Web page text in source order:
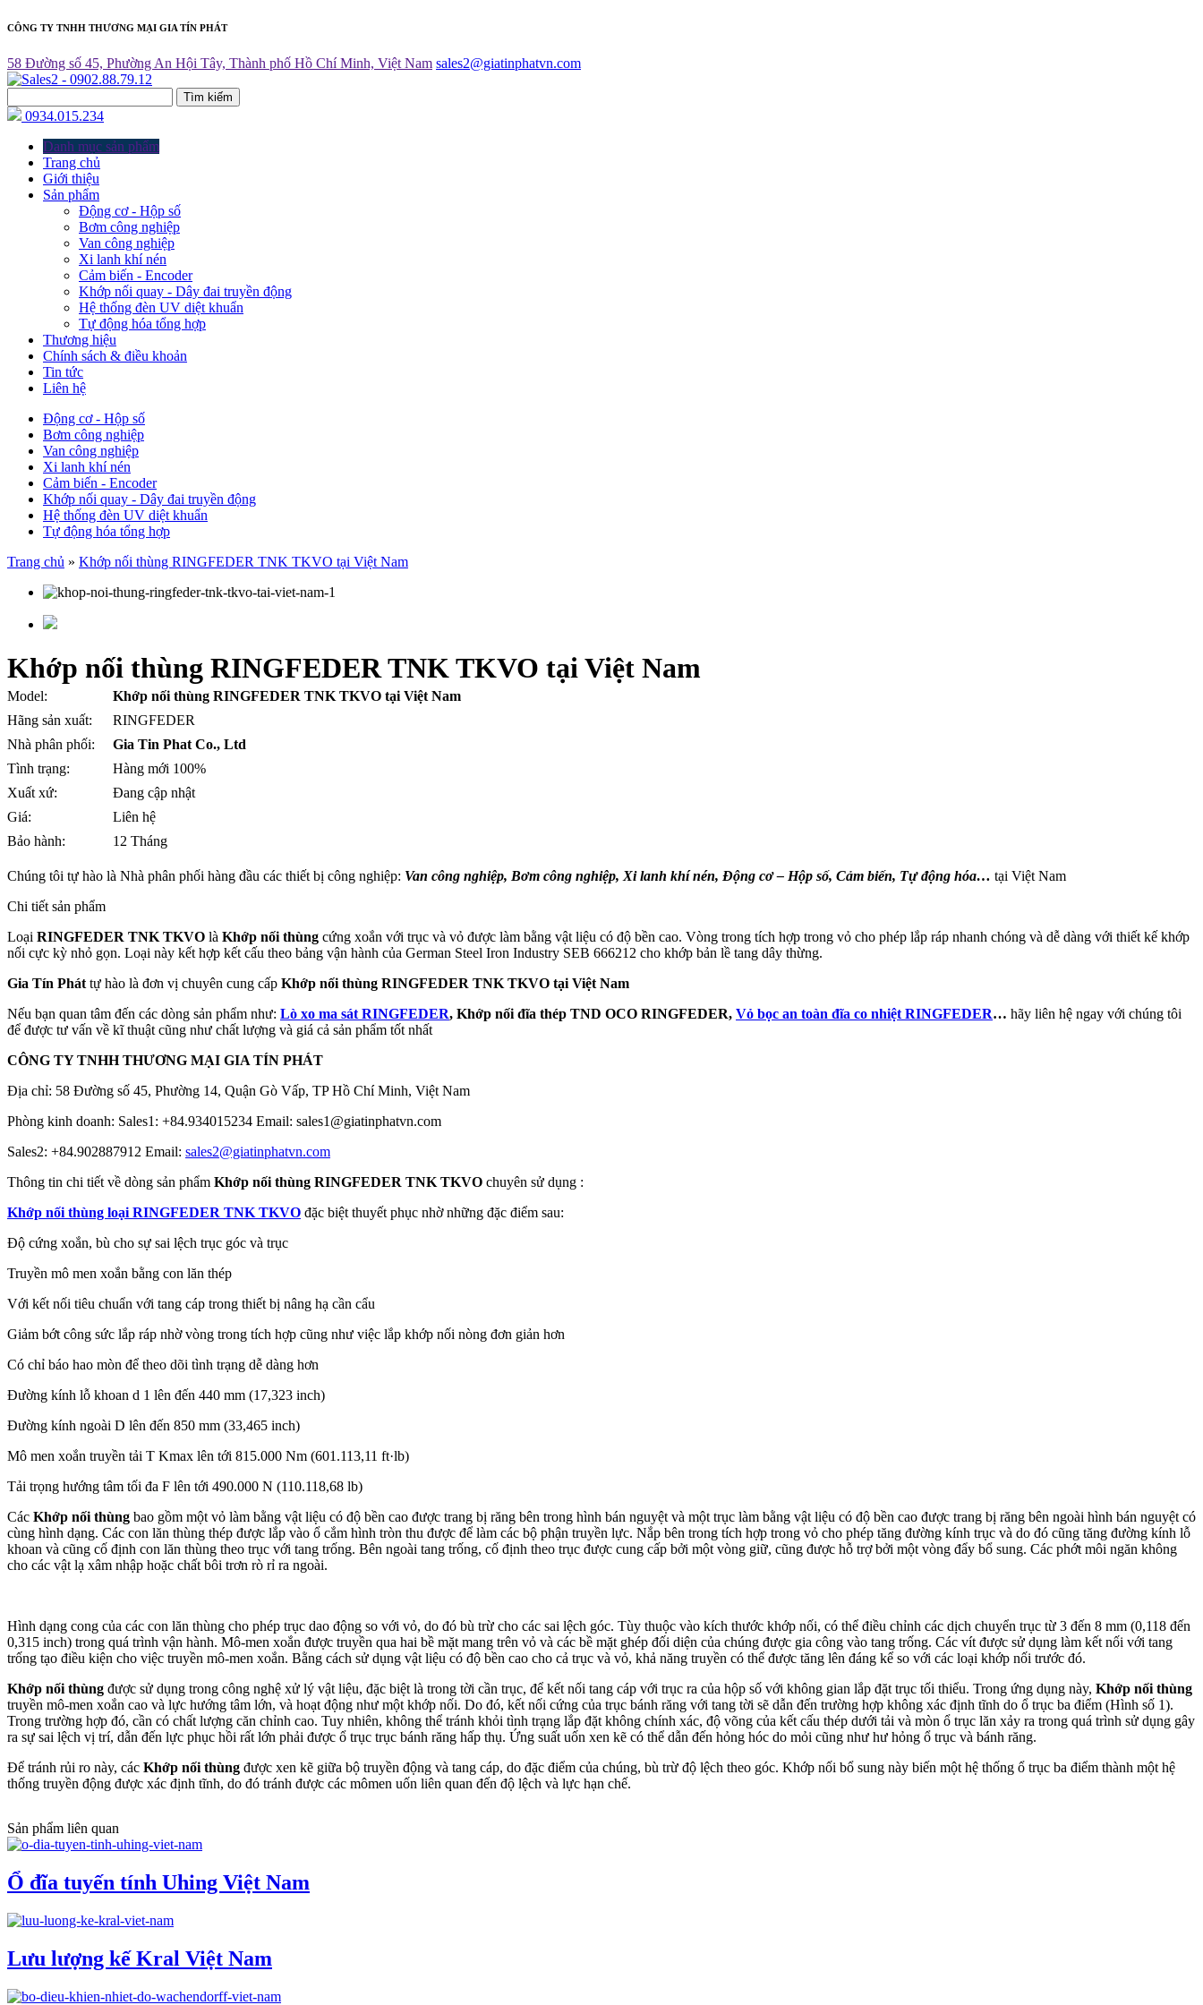
CÔNG TY TNHH THƯƠNG MẠI GIA TÍN PHÁT
58 Đường số 45, Phường An Hội Tây, Thành phố Hồ Chí Minh, Việt Nam sales2@giatinphatvn.com
Tìm kiếm
0934.015.234
Danh mục sản phẩm
Trang chủ
Giới thiệu
Sản phẩm
Động cơ - Hộp số
Bơm công nghiệp
Van công nghiệp
Xi lanh khí nén
Cảm biến - Encoder
Khớp nối quay - Dây đai truyền động
Hệ thống đèn UV diệt khuẩn
Tự động hóa tổng hợp
Thương hiệu
Chính sách & điều khoản
Tin tức
Liên hệ
Động cơ - Hộp số
Bơm công nghiệp
Van công nghiệp
Xi lanh khí nén
Cảm biến - Encoder
Khớp nối quay - Dây đai truyền động
Hệ thống đèn UV diệt khuẩn
Tự động hóa tổng hợp
Trang chủ » Khớp nối thùng RINGFEDER TNK TKVO tại Việt Nam
Khớp nối thùng RINGFEDER TNK TKVO tại Việt Nam
Model:
Khớp nối thùng RINGFEDER TNK TKVO tại Việt Nam
Hãng sản xuất:
RINGFEDER
Nhà phân phối:
Gia Tin Phat Co., Ltd
Tình trạng:
Hàng mới 100%
Xuất xứ:
Đang cập nhật
Giá:
Liên hệ
Bảo hành:
12 Tháng
Chúng tôi tự hào là Nhà phân phối hàng đầu các thiết bị công nghiệp: Van công nghiệp, Bơm công nghiệp, Xi lanh khí nén, Động cơ – Hộp số, Cảm biến, Tự động hóa… tại Việt Nam
Chi tiết sản phẩm
Loại RINGFEDER TNK TKVO là Khớp nối thùng cứng xoắn với trục và vỏ được làm bằng vật liệu có độ bền cao. Vòng trong tích hợp trong vỏ cho phép lắp ráp nhanh chóng và dễ dàng với thiết kế khớp
nối cực kỳ nhỏ gọn. Loại này kết hợp kết cấu theo bảng vận hành của German Steel Iron Industry SEB 666212 cho khớp bản lề tang dây thừng.
Gia Tín Phát tự hào là đơn vị chuyên cung cấp Khớp nối thùng RINGFEDER TNK TKVO tại Việt Nam
Nếu bạn quan tâm đến các dòng sản phẩm như: Lò xo ma sát RINGFEDER, Khớp nối đĩa thép TND OCO RINGFEDER, Vỏ bọc an toàn đĩa co nhiệt RINGFEDER… hãy liên hệ ngay với chúng tôi
để được tư vấn về kĩ thuật cũng như chất lượng và giá cả sản phẩm tốt nhất
CÔNG TY TNHH THƯƠNG MẠI GIA TÍN PHÁT
Địa chỉ: 58 Đường số 45, Phường 14, Quận Gò Vấp, TP Hồ Chí Minh, Việt Nam
Phòng kinh doanh: Sales1: +84.934015234 Email: sales1@giatinphatvn.com
Sales2: +84.902887912 Email: sales2@giatinphatvn.com
Thông tin chi tiết về dòng sản phẩm Khớp nối thùng RINGFEDER TNK TKVO chuyên sử dụng :
Khớp nối thùng loại RINGFEDER TNK TKVO đặc biệt thuyết phục nhờ những đặc điểm sau:
Độ cứng xoắn, bù cho sự sai lệch trục góc và trục
Truyền mô men xoắn bằng con lăn thép
Với kết nối tiêu chuẩn với tang cáp trong thiết bị nâng hạ cần cẩu
Giảm bớt công sức lắp ráp nhờ vòng trong tích hợp cũng như việc lắp khớp nối nòng đơn giản hơn
Có chỉ báo hao mòn để theo dõi tình trạng dễ dàng hơn
Đường kính lỗ khoan d 1 lên đến 440 mm (17,323 inch)
Đường kính ngoài D lên đến 850 mm (33,465 inch)
Mô men xoắn truyền tải T Kmax lên tới 815.000 Nm (601.113,11 ft·lb)
Tải trọng hướng tâm tối đa F lên tới 490.000 N (110.118,68 lb)
Các Khớp nối thùng bao gồm một vỏ làm bằng vật liệu có độ bền cao được trang bị răng bên trong hình bán nguyệt và một trục làm bằng vật liệu có độ bền cao được trang bị răng bên ngoài hình bán nguyệt có
cùng hình dạng. Các con lăn thùng thép được lắp vào ổ cắm hình tròn thu được để làm các bộ phận truyền lực. Nắp bên trong tích hợp trong vỏ cho phép tăng đường kính trục và do đó cũng tăng đường kính lỗ
khoan và cũng cố định con lăn thùng theo trục với tang trống. Bên ngoài tang trống, cố định theo trục được cung cấp bởi một vòng giữ, cũng được hỗ trợ bởi một vòng đẩy bổ sung. Các phớt môi ngăn không
cho các vật lạ xâm nhập hoặc chất bôi trơn rò rỉ ra ngoài.
Hình dạng cong của các con lăn thùng cho phép trục dao động so với vỏ, do đó bù trừ cho các sai lệch góc. Tùy thuộc vào kích thước khớp nối, có thể điều chỉnh các dịch chuyển trục từ 3 đến 8 mm (0,118 đến
0,315 inch) trong quá trình vận hành. Mô-men xoắn được truyền qua hai bề mặt mang trên vỏ và các bề mặt ghép đối diện của chúng được gia công vào tang trống. Các vít được sử dụng làm kết nối với tang
trống tạo điều kiện cho việc truyền mô-men xoắn. ​​Bằng cách sử dụng vật liệu có độ bền cao cho cả trục và vỏ, khả năng truyền có thể được tăng lên đáng kể so với các loại khớp nối trước đó.
Khớp nối thùng được sử dụng trong công nghệ xử lý vật liệu, đặc biệt là trong tời cần trục, để kết nối tang cáp với trục ra của hộp số với không gian lắp đặt trục tối thiểu. Trong ứng dụng này, Khớp nối thùng
truyền mô-men xoắn cao và lực hướng tâm lớn, và hoạt động như một khớp nối. Do đó, kết nối cứng của trục bánh răng với tang tời sẽ dẫn đến trường hợp không xác định tĩnh do ổ trục ba điểm (Hình số 1).
Trong trường hợp đó, cần có chất lượng căn chỉnh cao. Tuy nhiên, không thể tránh khỏi tình trạng lắp đặt không chính xác, độ võng của kết cấu thép dưới tải và mòn ổ trục lăn xảy ra trong quá trình sử dụng gây
ra sự sai lệch vị trí, dẫn đến lực phục hồi rất lớn phải được ổ trục trục bánh răng hấp thụ. Ứng suất uốn xen kẽ có thể dẫn đến hỏng hóc do mỏi cũng như hư hỏng ổ trục và bánh răng.
Để tránh rủi ro này, các Khớp nối thùng được xen kẽ giữa bộ truyền động và tang cáp, do đặc điểm của chúng, bù trừ độ lệch theo góc. Khớp nối bổ sung này biến một hệ thống ổ trục ba điểm thành một hệ
thống truyền động được xác định tĩnh, do đó tránh được các mômen uốn liên quan đến độ lệch và lực hạn chế.
Sản phẩm liên quan
Ổ đĩa tuyến tính Uhing Việt Nam
Lưu lượng kế Kral Việt Nam